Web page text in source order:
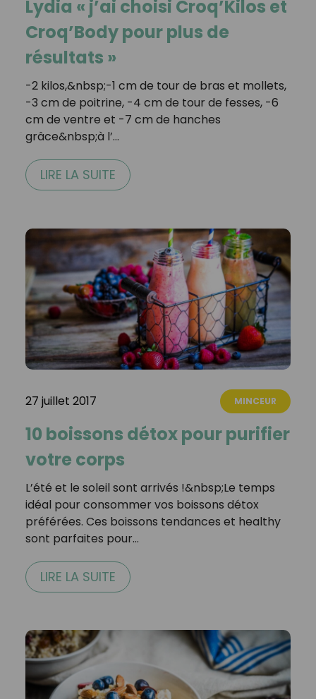
Lydia « j’ai choisi Croq’Kilos et
Croq’Body pour plus de
résultats »
-2 kilos,&nbsp;-1 cm de tour de bras et mollets,
-3 cm de poitrine, -4 cm de tour de fesses, -6
cm de ventre et -7 cm de hanches
grâce&nbsp;à l’…
LIRE LA SUITE
27 juillet 2017 MINCEUR
10 boissons détox pour purifier
votre corps
L’été et le soleil sont arrivés !&nbsp;Le temps
idéal pour consommer vos boissons détox
préférées. Ces boissons tendances et healthy
sont parfaites pour…
LIRE LA SUITE